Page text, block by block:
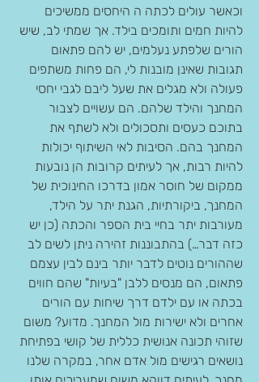
וכאשר עולים לכתה ה היחסים ממשיכים
להיות חמים ותומכים בילד. אך שמתי לב, שיש
הורים שלפתע נעלמים, יש להם פתאום
תגובות שאינן מובנות לי, הם פחות משתפים
פעולה ולא מגלים את שעל ליבם לגבי יחסי
המחנך והילד שלהם. הם עשויים לצבור
בתוכם כעסים ותסכולים ולא לשתף את
המחנך בהם. הסיבות לאי השיתוף יכולות
להיות רבות, אך לעיתים קרובות הן נובעות
ממקום של חוסר אמון בדרכו החינוכית של
המחנך, ביקורתיות, הגנת יתר על הילד,
מעורבות יתר בחיי בית הספר והכתה (כן יש
כזה דבר…) בהתבוננות זהירה ניתן לשים לב
שההורים נוטים לדבר יותר בינם לבין עצמם
פתאום, הם מנסים ללבן "בעיות" שהם חווים
בכתה או עם ילדם דרך שיחות עם הורים
אחרים ולא ישירות מול המחנך. מדוע? משום
שזוהי תכונה אנושית כללית של קושי בפתיחת
נושאים רגישים מול אדם אחר, במקרה שלנו